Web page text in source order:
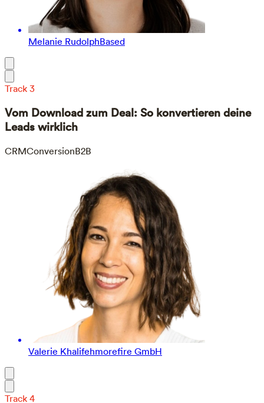
Melanie RudolphBased
Track 3
Vom Download zum Deal: So konvertieren deine
Leads wirklich
CRMConversionB2B
Valerie Khalifehmorefire GmbH
Track 4